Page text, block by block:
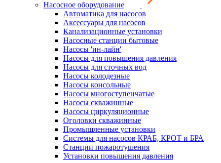
Насосное оборудование
Автоматика для насосов
Аксессуары для насосов
Канализационные установки
Насосные станции бытовые
Насосы 'ин-лайн'
Насосы для повышения давления
Насосы для сточных вод
Насосы колодезные
Насосы консольные
Насосы многоступенчатые
Насосы скважинные
Насосы циркуляционные
Оголовки скважинные
Промышленные установки
Системы для насосов КРАБ, КРОТ и БРА
Станции пожаротушения
Установки повышения давления